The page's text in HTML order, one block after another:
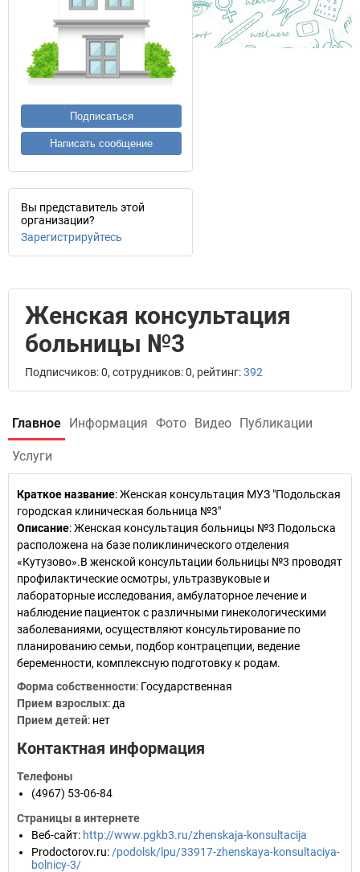
Подписаться
Написать сообщение
Вы представитель этой
организации?
Зарегистрируйтесь
Женская консультация
больницы №3
Подписчиков: 0, сотрудников: 0, рейтинг:392
Главное Информация Фото Видео Публикации
Услуги
Краткое название:Женская консультация МУЗ "Подольская
городская клиническая больница №3"
Описание: Женская консультация больницы №3 Подольска
расположена на базе поликлинического отделения
«Кутузово».В женской консультации больницы №3 проводят
профилактические осмотры, ультразвуковые и
лабораторные исследования, амбулаторное лечение и
наблюдение пациенток с различными гинекологическими
заболеваниями, осуществляют консультирование по
планированию семьи, подбор контрацепции, ведение
беременности, комплексную подготовку к родам.
Форма собственности: Государственная
Прием взрослых: да
Прием детей: нет
Контактная информация
Телефоны
(4967) 53-06-84
Страницы в интернете
Веб-сайт: http://www.pgkb3.ru/zhenskaja-konsultacija
Prodoctorov.ru: /podolsk/lpu/33917-zhenskaya-konsultaciya-
bolnicy-3/